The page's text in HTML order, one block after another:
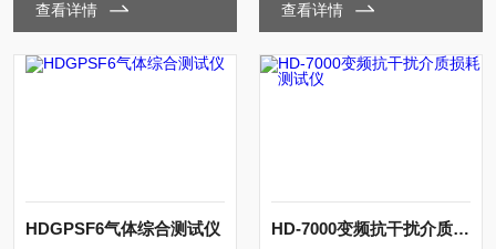
查看详情 查看详情
HDGPSF6气体综合测试仪 HD-7000变频抗干扰介质损耗测试仪